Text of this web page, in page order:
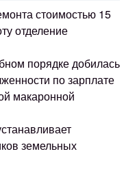
стоимостью 15
отделение
порядке добилась
по зарплате
макаронной
земельных